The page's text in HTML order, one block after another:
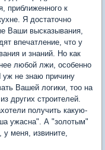
приближенного к
Я достаточно
Ваши высказывания,
впечатление, что у
и знаний. Но как
любой лжи, особенно
уж не знаю причину
Вашей логики, тоо на
других строителей.
получить какую-
ужасна". А "золотым"
меня, извините,